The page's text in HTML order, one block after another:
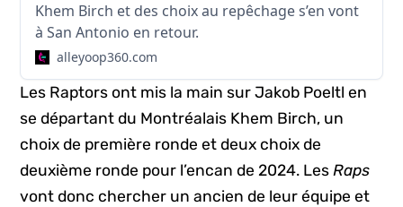
Khem Birch et des choix au repêchage s’en vont
à San Antonio en retour.
alleyoop360.com
Les Raptors ont mis la main sur Jakob Poeltl en
se départant du Montréalais Khem Birch, un
choix de première ronde et deux choix de
deuxième ronde pour l’encan de 2024. LesRaps
vont donc chercher un ancien de leur équipe et